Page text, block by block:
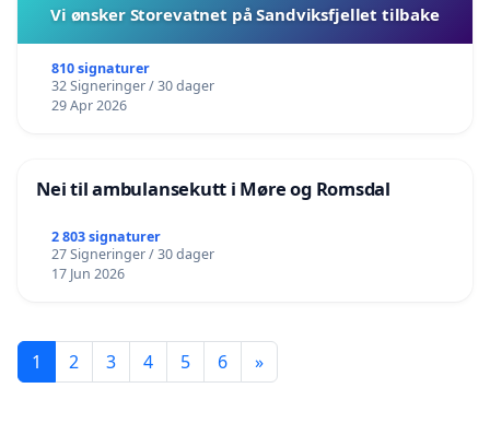
Vi ønsker Storevatnet på Sandviksfjellet tilbake
810 signaturer
32 Signeringer / 30 dager
29 Apr 2026
Nei til ambulansekutt i Møre og Romsdal
2 803 signaturer
27 Signeringer / 30 dager
17 Jun 2026
1 2 3 4 5 6 »